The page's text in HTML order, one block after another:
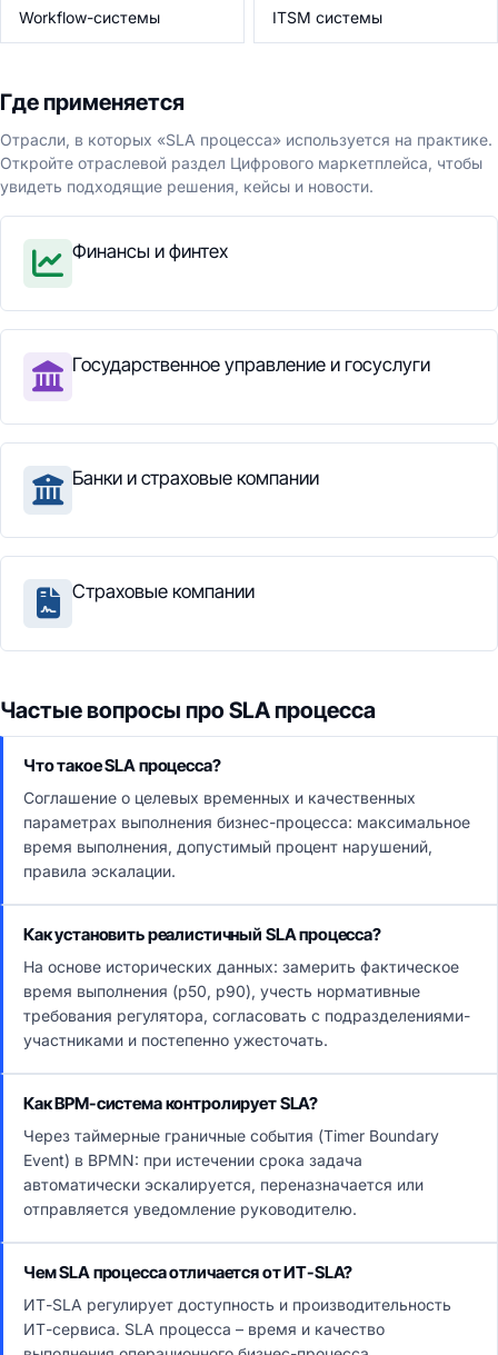
Workflow-системы ITSM системы
Где применяется
Отрасли, в которых «SLA процесса» используется на практике.
Откройте отраслевой раздел Цифрового маркетплейса, чтобы
увидеть подходящие решения, кейсы и новости.
Финансы и финтех
Государственное управление и госуслуги
Банки и страховые компании
Страховые компании
Частые вопросы про SLA процесса
Что такое SLA процесса?
Соглашение о целевых временных и качественных
параметрах выполнения бизнес-процесса: максимальное
время выполнения, допустимый процент нарушений,
правила эскалации.
Как установить реалистичный SLA процесса?
На основе исторических данных: замерить фактическое
время выполнения (p50, p90), учесть нормативные
требования регулятора, согласовать с подразделениями-
участниками и постепенно ужесточать.
Как BPM-система контролирует SLA?
Через таймерные граничные события (Timer Boundary
Event) в BPMN: при истечении срока задача
автоматически эскалируется, переназначается или
отправляется уведомление руководителю.
Чем SLA процесса отличается от ИТ-SLA?
ИТ-SLA регулирует доступность и производительность
ИТ-сервиса. SLA процесса – время и качество